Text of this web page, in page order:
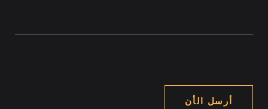
أرسل الأن